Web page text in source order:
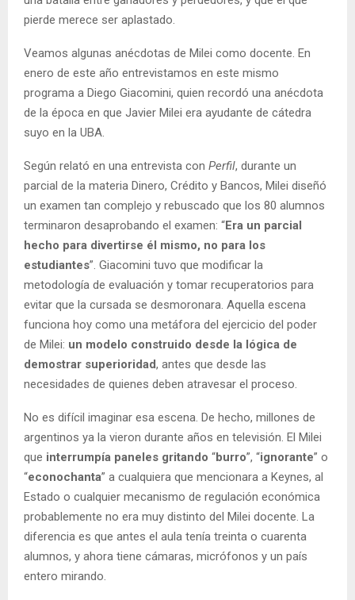
pierde merece ser aplastado.
Veamos algunas anécdotas de Milei como docente. En
enero de este año entrevistamos en este mismo
programa a Diego Giacomini, quien recordó una anécdota
de la época en que Javier Milei era ayudante de cátedra
suyo en la UBA.
Según relató en una entrevista con Perfil, durante un
parcial de la materia Dinero, Crédito y Bancos, Milei diseñó
un examen tan complejo y rebuscado que los 80 alumnos
terminaron desaprobando el examen: “Era un parcial
hecho para divertirse él mismo, no para los
estudiantes”. Giacomini tuvo que modificar la
metodología de evaluación y tomar recuperatorios para
evitar que la cursada se desmoronara. Aquella escena
funciona hoy como una metáfora del ejercicio del poder
de Milei: un modelo construido desde la lógica de
demostrar superioridad, antes que desde las
necesidades de quienes deben atravesar el proceso.
No es difícil imaginar esa escena. De hecho, millones de
argentinos ya la vieron durante años en televisión. El Milei
que interrumpía paneles gritando “burro”, “ignorante” o
“econochanta” a cualquiera que mencionara a Keynes, al
Estado o cualquier mecanismo de regulación económica
probablemente no era muy distinto del Milei docente. La
diferencia es que antes el aula tenía treinta o cuarenta
alumnos, y ahora tiene cámaras, micrófonos y un país
entero mirando.